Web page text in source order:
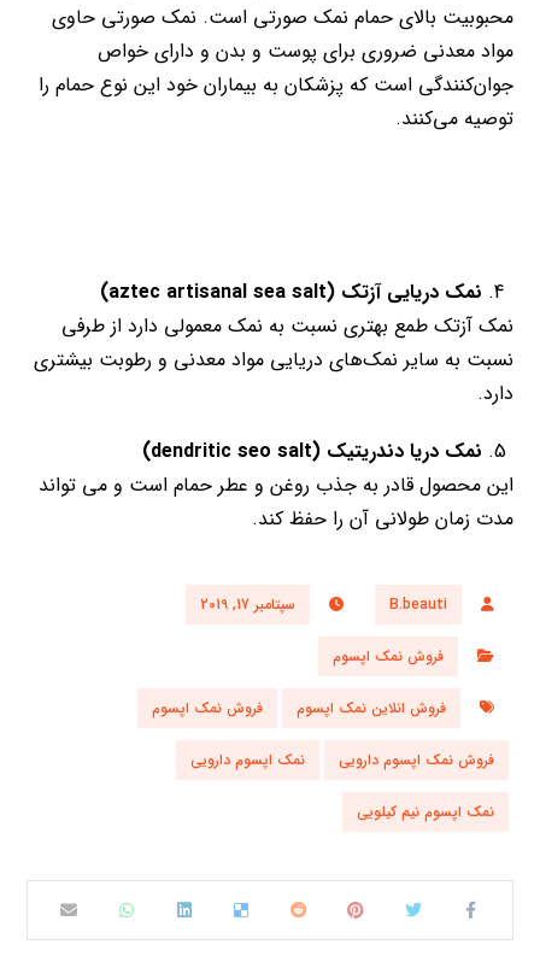
محبوبیت بالای حمام نمک صورتی است. نمک صورتی حاوی
مواد معدنی ضروری برای پوست و بدن و دارای خواص
جوان‌کنندگی است که پزشکان به بیماران خود این نوع حمام را
توصیه می‌کنند.
نمک دریایی آزتک (aztec artisanal sea salt)
نمک آزتک طمع بهتری نسبت به نمک معمولی دارد از طرفی
نسبت به سایر نمک‌های دریایی مواد معدنی و رطوبت بیشتری
دارد.
نمک دریا دندریتیک (dendritic seo salt)
این محصول قادر به جذب روغن و عطر حمام است و می تواند
مدت زمان طولانی آن را حفظ کند.
B.beauti سپتامبر 17, 2019
فروش نمک اپسوم
فروش انلاین نمک اپسوم فروش نمک اپسوم
فروش نمک اپسوم دارویی نمک اپسوم دارویی
نمک اپسوم نیم کیلویی